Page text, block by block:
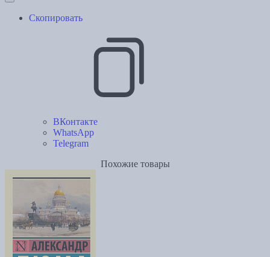
Скопировать
ВКонтакте
WhatsApp
Telegram
Похожие товары